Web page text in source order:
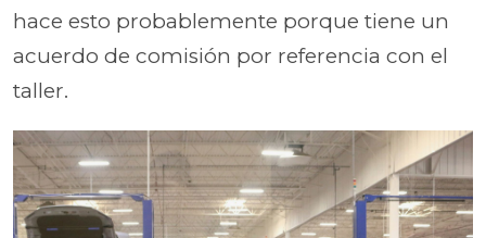
hace esto probablemente porque tiene un
acuerdo de comisión por referencia con el
taller.